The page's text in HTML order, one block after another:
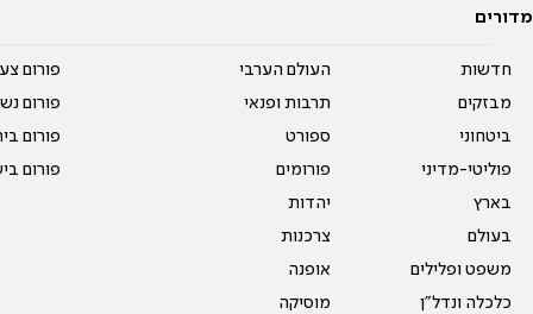
מדורים
חדשות
מבזקים
ביטחוני
פוליטי-מדיני
בארץ
בעולם
משפט ופלילים
כלכלה ונדל"ן
העולם הערבי
תרבות ופנאי
ספורט
פורומים
יהדות
צרכנות
אופנה
מוסיקה
פורום
פורום
פורום
פורום